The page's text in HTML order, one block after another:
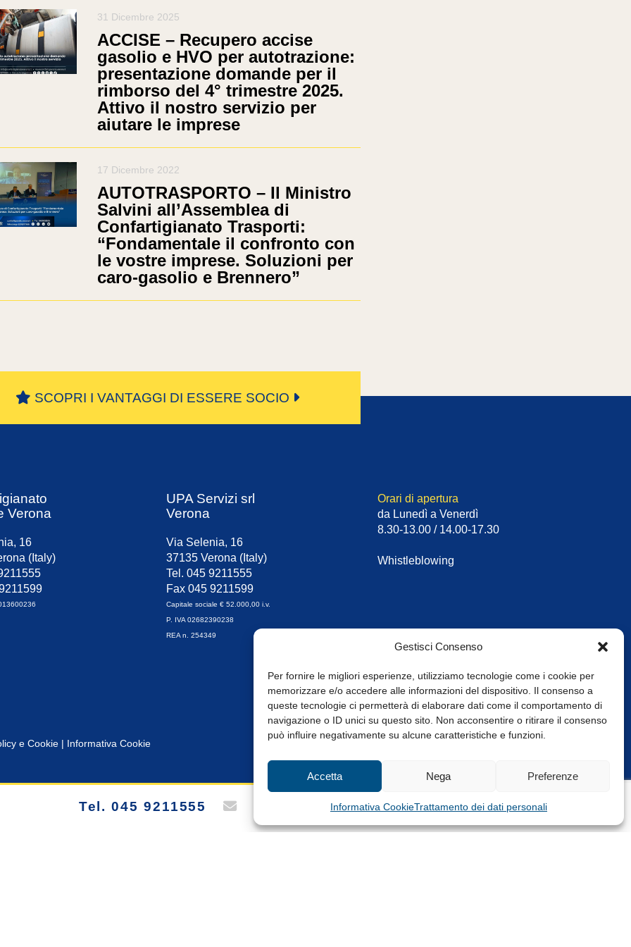
Gestisci Consenso
Per fornire le migliori esperienze, utilizziamo tecnologie come i cookie per
memorizzare e/o accedere alle informazioni del dispositivo. Il consenso a
queste tecnologie ci permetterà di elaborare dati come il comportamento di
navigazione o ID unici su questo sito. Non acconsentire o ritirare il consenso
può influire negativamente su alcune caratteristiche e funzioni.
Accetta Nega Preferenze
Informativa CookieTrattamento dei dati personali
31 Dicembre 2025
ACCISE – Recupero accise
gasolio e HVO per autotrazione:
presentazione domande per il
rimborso del 4° trimestre 2025.
Attivo il nostro servizio per
aiutare le imprese
17 Dicembre 2022
AUTOTRASPORTO – Il Ministro
Salvini all’Assemblea di
Confartigianato Trasporti:
“Fondamentale il confronto con
le vostre imprese. Soluzioni per
caro-gasolio e Brennero”
SCOPRI I VANTAGGI DI ESSERE SOCIO
Verona
16
(Italy)
UPA Servizi srl
Verona
Via Selenia, 16
37135 Verona (Italy)
Tel. 045 9211555
Fax 045 9211599
Capitale sociale € 52.000,00 i.v.
P. IVA 02682390238
REA n. 254349
Orari di apertura
da Lunedì a Venerdì
8.30-13.00 / 14.00-17.30
Whistleblowing
e Cookie | Informativa Cookie
Tel. 045 9211555